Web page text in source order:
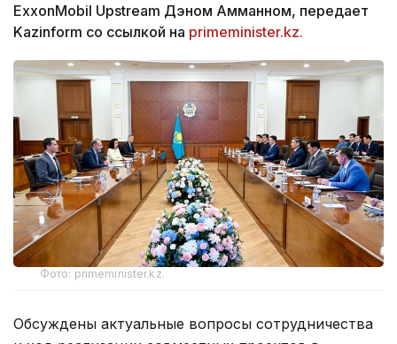
ExxonMobil Upstream Дэном Амманном, передает
Kazinform со ссылкой на primeminister.kz.
Фото: primeminister.kz.
Обсуждены актуальные вопросы сотрудничества